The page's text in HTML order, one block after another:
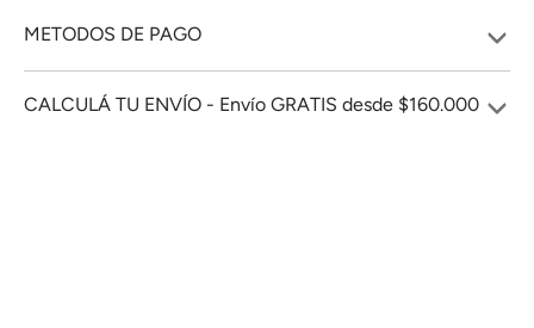
METODOS DE PAGO
CALCULÁ TU ENVÍO - Envío GRATIS desde $160.000